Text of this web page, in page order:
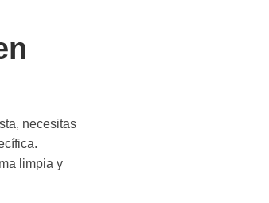
necesitas
limpia y